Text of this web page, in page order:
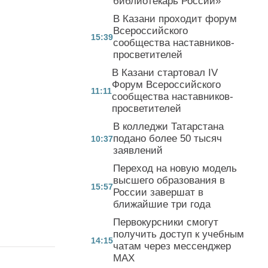
15:39
В Казани проходит форум
Всероссийского
сообщества наставников-
просветителей
11:11
В Казани стартовал IV
Форум Всероссийского
сообщества наставников-
просветителей
10:37
В колледжи Татарстана
подано более 50 тысяч
заявлений
15:57
Переход на новую модель
высшего образования в
России завершат в
ближайшие три года
14:15
Первокурсники смогут
получить доступ к учебным
чатам через мессенджер
MAX